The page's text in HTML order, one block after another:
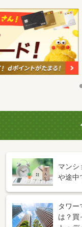
マンシ
や途中
タワー
は？買